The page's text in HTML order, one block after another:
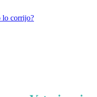
lo corrijo?